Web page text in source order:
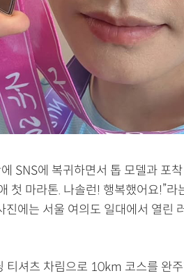
SNS에 복귀하면서 톱 모델과 포
첫 마라톤. 나솔런! 행복했어요!”
진에는 서울 여의도 일대에서 열린
티셔츠 차림으로 10km 코스를 완